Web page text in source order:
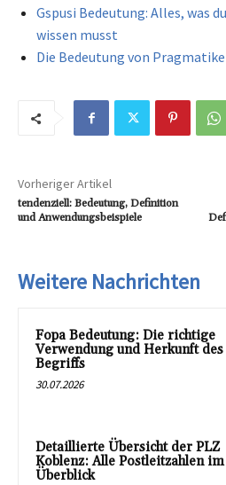
Gspusi Bedeutung: Alles, was
wissen musst
Die Bedeutung von
Vorheriger Artikel
tendenziell: Bedeutung, Definition
und Anwendungsbeispiele
Weitere Nachrichten
Fopa Bedeutung: Die richtige
Verwendung und Herkunft des
Begriffs
30.07.2026
Detaillierte Übersicht der PLZ
Koblenz: Alle Postleitzahlen im
Überblick